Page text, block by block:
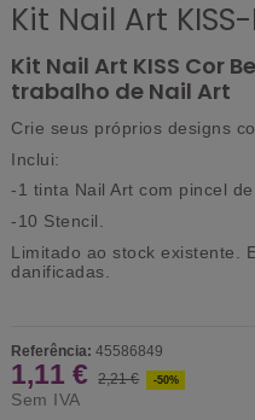
Kit Nail Art
Kit Nail Art KISS Cor
trabalho de Nail Art
Crie seus próprios designs
Inclui:
-1 tinta Nail Art com pincel
-10 Stencil.
Limitado ao stock existente.
danificadas.
Referência: 45586849
1,11 € 2,21 € -50%
Sem IVA